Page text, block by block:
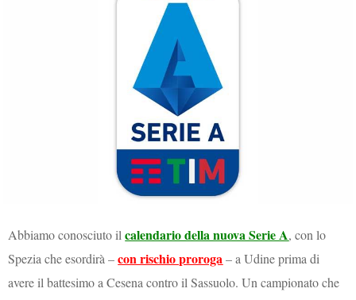
Abbiamo conosciuto ilcalendario della nuova Serie A, con lo
Spezia che esordirà –con rischio proroga– a Udine prima di
avere il battesimo a Cesena contro il Sassuolo. Un campionato che